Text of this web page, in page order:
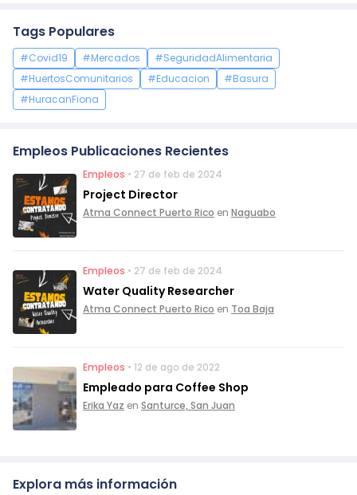
Tags Populares
#Covid19 #Mercados
#SeguridadAlimentaria
#HuertosComunitarios
#Educacion
#Basura
#HuracanFiona
Empleos Publicaciones Recientes
Empleos • 27 de feb de 2024
Project Director
Atma Connect Puerto Rico en Naguabo
Empleos • 27 de feb de 2024
Water Quality Researcher
Atma Connect Puerto Rico en Toa Baja
Empleos • 12 de ago de 2022
Empleado para Coffee Shop
Erika Yaz en Santurce, San Juan
Explora más información